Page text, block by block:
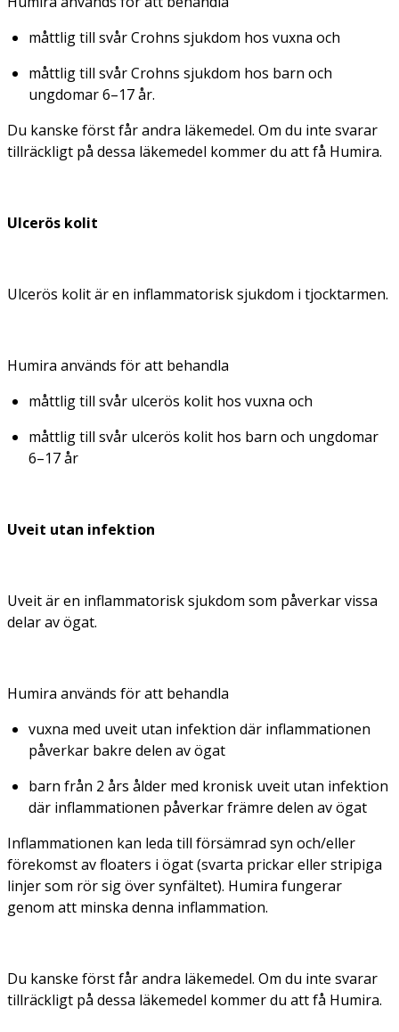
måttlig till svår Crohns sjukdom hos vuxna och
måttlig till svår Crohns sjukdom hos barn och
ungdomar 6–17 år.
Du kanske först får andra läkemedel. Om du inte svarar
tillräckligt på dessa läkemedel kommer du att få Humira.
Ulcerös kolit
Ulcerös kolit är en inflammatorisk sjukdom i tjocktarmen.
Humira används för att behandla
måttlig till svår ulcerös kolit hos vuxna och
måttlig till svår ulcerös kolit hos barn och ungdomar
6–17 år
Uveit utan infektion
Uveit är en inflammatorisk sjukdom som påverkar vissa
delar av ögat.
Humira används för att behandla
vuxna med uveit utan infektion där inflammationen
påverkar bakre delen av ögat
barn från 2 års ålder med kronisk uveit utan infektion
där inflammationen påverkar främre delen av ögat
Inflammationen kan leda till försämrad syn och/eller
förekomst av floaters i ögat (svarta prickar eller stripiga
linjer som rör sig över synfältet). Humira fungerar
genom att minska denna inflammation.
Du kanske först får andra läkemedel. Om du inte svarar
tillräckligt på dessa läkemedel kommer du att få Humira.